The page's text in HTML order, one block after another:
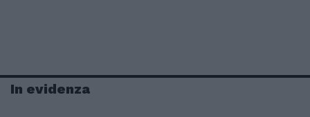
In evidenza